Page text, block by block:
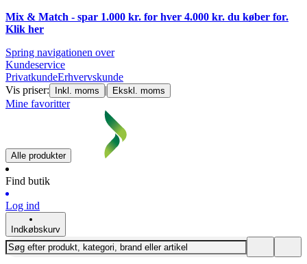
Mix & Match - spar 1.000 kr. for hver 4.000 kr. du køber for.
Klik her
Spring navigationen over
Kundeservice
PrivatkundeErhvervskunde
Vis priser:
Inkl. moms | Ekskl. moms
Mine favoritter
Alle produkter
Find butik
Log ind
Indkøbskurv